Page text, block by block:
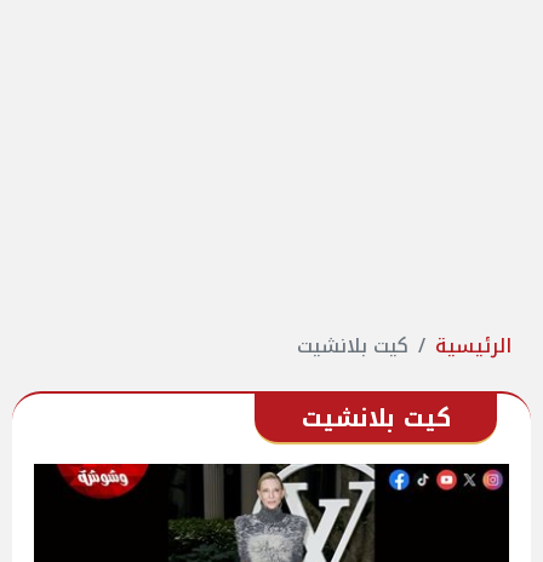
الرئيسية كيت بلانشيت
كيت بلانشيت